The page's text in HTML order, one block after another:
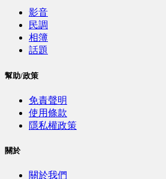
影音
民調
相簿
話題
幫助/政策
免責聲明
使用條款
隱私權政策
關於
關於我們